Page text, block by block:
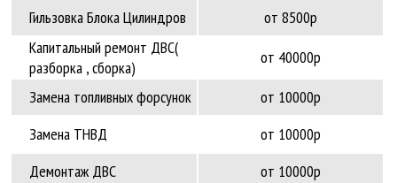
Гильзовка Блока Цилиндров
от 8500р
Капитальный ремонт ДВС(
разборка , сборка)
от 40000р
Замена топливных форсунок
от 10000р
Замена ТНВД
от 10000р
Демонтаж ДВС
от 10000р